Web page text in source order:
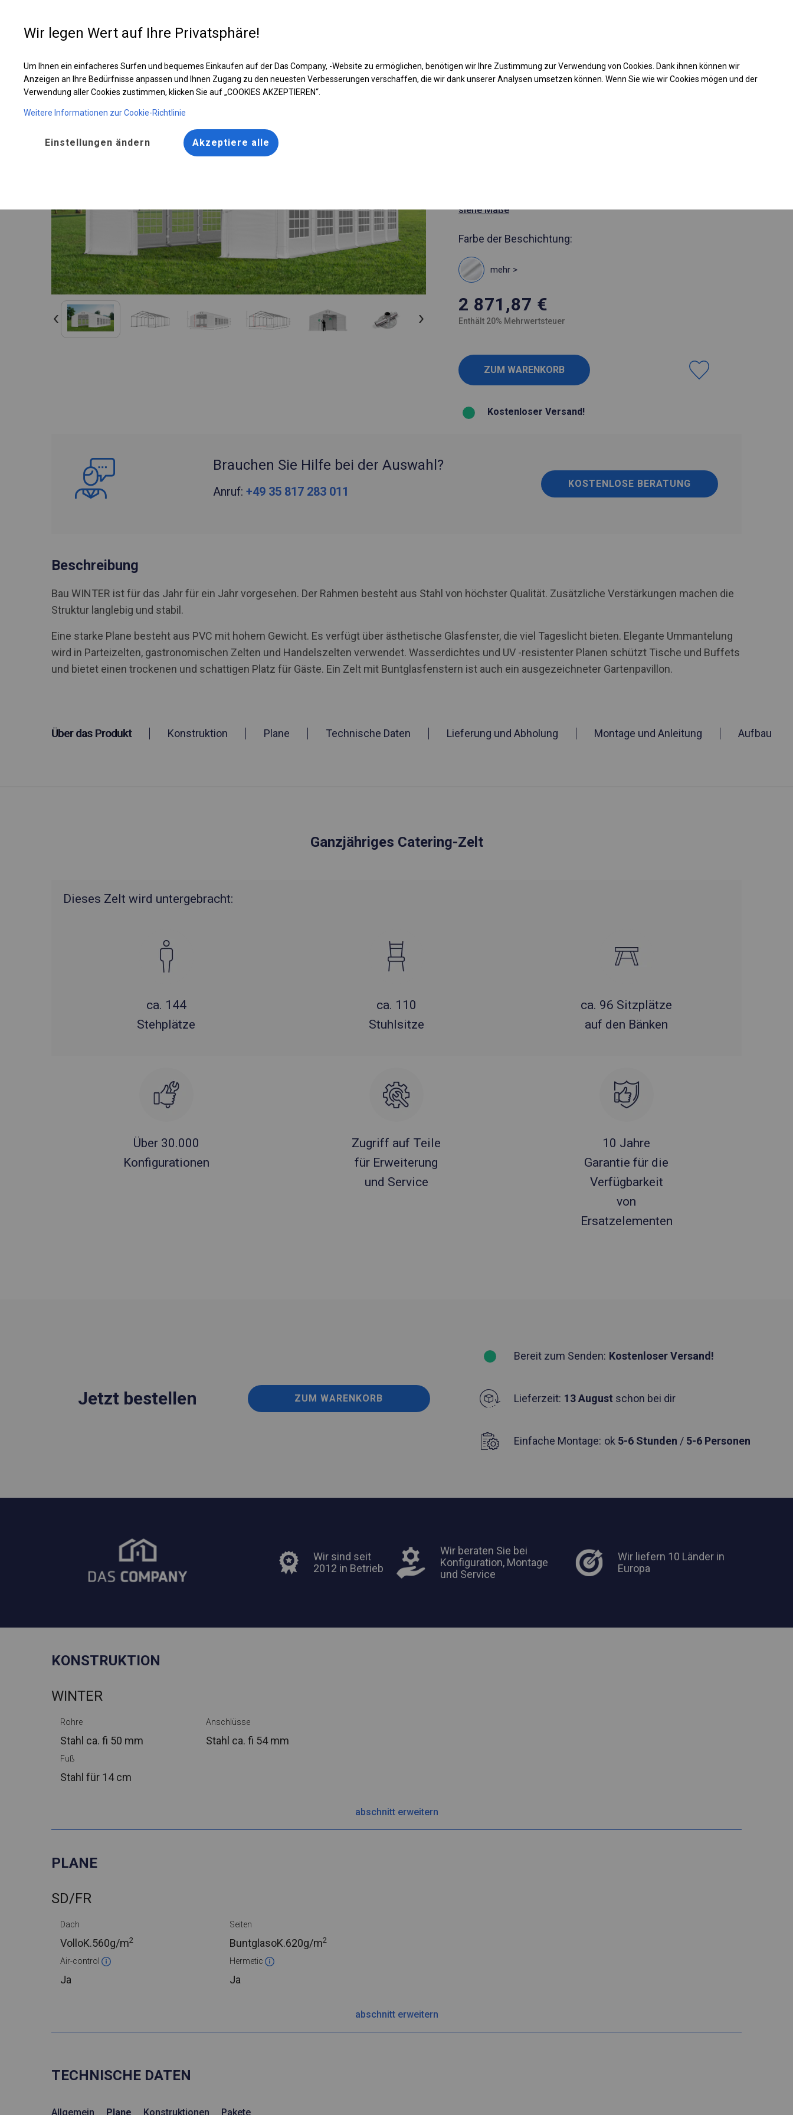
Entwerfen Sie Ihr Zelt
Ganzjähriges Catering-Zelt | 6x12 m Laden Sie das PDF -Angebot herunter
siehe Maße
Farbe der Beschichtung:
mehr >
2 871,87 €
Enthält 20% Mehrwertsteuer
Kostenloser Versand!
Brauchen Sie Hilfe bei der Auswahl?
Anruf: +49 35 817 283 011
KOSTENLOSE BERATUNG
Beschreibung
Bau WINTER ist für das Jahr für ein Jahr vorgesehen. Der Rahmen besteht aus Stahl von höchster Qualität. Zusätzliche Verstärkungen machen die
Struktur langlebig und stabil.
Eine starke Plane besteht aus PVC mit hohem Gewicht. Es verfügt über ästhetische Glasfenster, die viel Tageslicht bieten. Elegante Ummantelung
wird in Parteizelten, gastronomischen Zelten und Handelszelten verwendet. Wasserdichtes und UV -resistenter Planen schützt Tische und Buffets
und bietet einen trockenen und schattigen Platz für Gäste. Ein Zelt mit Buntglasfenstern ist auch ein ausgezeichneter Gartenpavillon.
Über das Produkt Konstruktion Plane Technische Daten Lieferung und Abholung Montage und Anleitung Aufbau
Ganzjähriges Catering-Zelt
Dieses Zelt wird untergebracht:
ca. 144
Stehplätze
ca. 110
Stuhlsitze
ca. 96 Sitzplätze
auf den Bänken
Über 30.000
Konfigurationen
Zugriff auf Teile
für Erweiterung
und Service
10 Jahre
Garantie für die
Verfügbarkeit
von
Ersatzelementen
Jetzt bestellen ZUM WARENKORB
Bereit zum Senden: Kostenloser Versand!
Lieferzeit: 13 August schon bei dir
Einfache Montage: ok 5-6 Stunden / 5-6 Personen
Wir sind seit
2012 in Betrieb
Wir beraten Sie bei
Konfiguration, Montage
und Service
Wir liefern 10 Länder in
Europa
KONSTRUKTION
WINTER
Rohre
Stahl ca. fi 50 mm
Anschlüsse
Stahl ca. fi 54 mm
Fuß
Stahl für 14 cm
abschnitt erweitern
PLANE
SD/FR
Dach
VolloK.560g/m2
Seiten
BuntglasoK.620g/m2
Air-control
Ja
Hermetic
Ja
abschnitt erweitern
TECHNISCHE DATEN
Allgemein Plane Konstruktionen Pakete
Wir legen Wert auf Ihre Privatsphäre!
Um Ihnen ein einfacheres Surfen und bequemes Einkaufen auf der Das Company, -Website zu ermöglichen, benötigen wir Ihre Zustimmung zur Verwendung von Cookies. Dank ihnen können wir
Anzeigen an Ihre Bedürfnisse anpassen und Ihnen Zugang zu den neuesten Verbesserungen verschaffen, die wir dank unserer Analysen umsetzen können. Wenn Sie wie wir Cookies mögen und der
Verwendung aller Cookies zustimmen, klicken Sie auf „COOKIES AKZEPTIEREN“.
Weitere Informationen zur Cookie-Richtlinie
Einstellungen ändern Akzeptiere alle